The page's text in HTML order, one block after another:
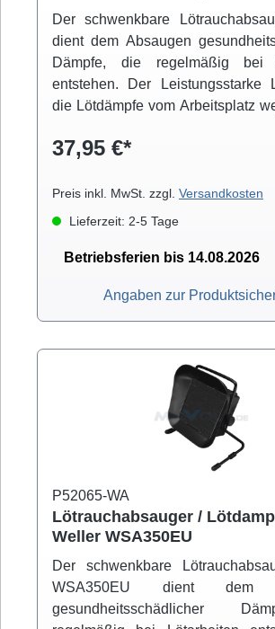
Der schwenkbare
dient dem Absaugen
Dämpfe, die regelmäßig bei
entstehen. Der Leistungsstarke
die Lötdämpfe vom Arbeitsplatz
eingespannten groben
37,95 €*
Preis inkl. MwSt. zzgl. Versandkosten
Lieferzeit: 2-5 Tage
Betriebsferien bis 14.08.2026
Angaben zur
P52065-WA
Lötrauchabsauger /
Weller WSA350EU
Der schwenkbare
WSA350EU dient dem
gesundheitsschädlicher